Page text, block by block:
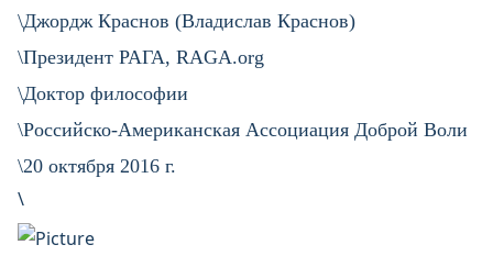
\Джордж Краснов (Владислав Краснов)
\Президент РАГА, RAGA.org
\Доктор философии
\Российско-Американская Ассоциация Доброй Воли
\20 октября 2016 г.
\